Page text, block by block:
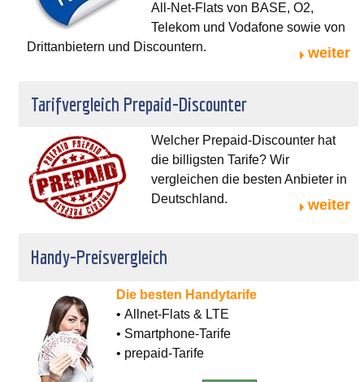
All-Net-Flats von BASE, O2,
Telekom und Vodafone sowie von
Drittanbietern und Discountern.
weiter
Tarifvergleich Prepaid-Discounter
Welcher Prepaid-Discounter hat
die billigsten Tarife? Wir
vergleichen die besten Anbieter in
Deutschland.
weiter
Handy-Preisvergleich
Die besten Handytarife
• Allnet-Flats & LTE
• Smartphone-Tarife
• prepaid-Tarife